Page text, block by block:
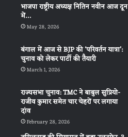
भाजपा राष्ट्रीय अध्यक्ष नितिन नवीन आज दून
में…
May 28, 2026
बंगाल में आज से BJP की ‘परिवर्तन यात्रा’:
चुनाव को लेकर पार्टी की तैयारी
March 1, 2026
राज्यसभा चुनाव: TMC ने बाबुल सुप्रियो-
राजीव कुमार समेत चार चेहरों पर लगाया
दांव
February 28, 2026